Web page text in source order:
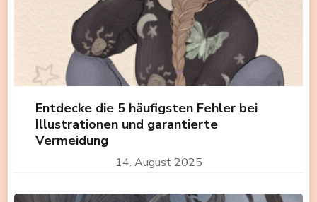
Entdecke die 5 häufigsten Fehler bei
Illustrationen und garantierte
Vermeidung
14. August 2025